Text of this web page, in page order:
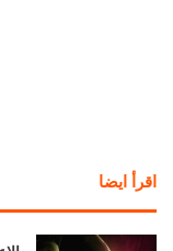
اقرأ ايضا